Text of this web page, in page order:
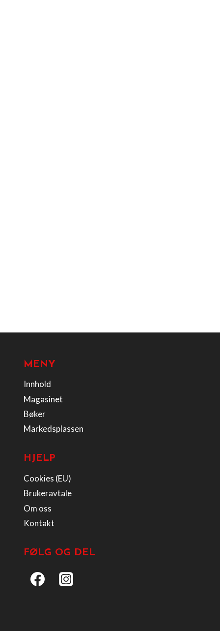
MENY
Innhold
Magasinet
Bøker
Markedsplassen
HJELP
Cookies (EU)
Brukeravtale
Om oss
Kontakt
FØLG OG DEL